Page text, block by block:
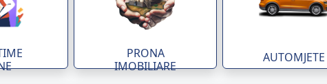
PRONA
IMOBILIARE
AUTOMJETE